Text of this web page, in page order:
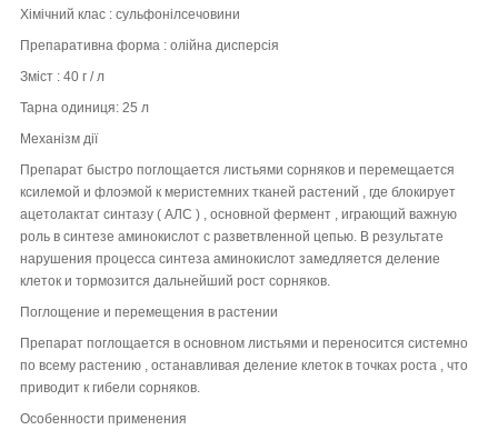
Хімічний клас : сульфонілсечовини
Препаративна форма : олійна дисперсія
Зміст : 40 г / л
Тарна одиниця: 25 л
Механізм дії
Препарат быстро поглощается листьями сорняков и перемещается
ксилемой и флоэмой к меристемних тканей растений , где блокирует
ацетолактат синтазу ( АЛС ) , основной фермент , играющий важную
роль в синтезе аминокислот с разветвленной цепью. В результате
нарушения процесса синтеза аминокислот замедляется деление
клеток и тормозится дальнейший рост сорняков.
Поглощение и перемещения в растении
Препарат поглощается в основном листьями и переносится системно
по всему растению , останавливая деление клеток в точках роста , что
приводит к гибели сорняков.
Особенности применения